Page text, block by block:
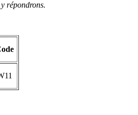
répondrons.